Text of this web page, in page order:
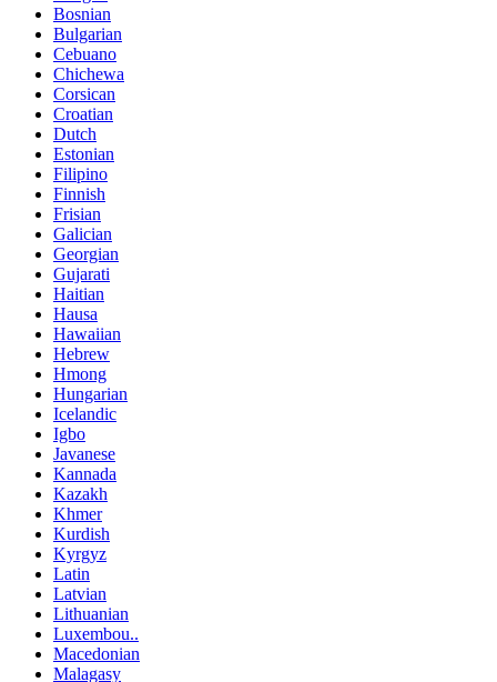
Bosnian
Bulgarian
Cebuano
Chichewa
Corsican
Croatian
Dutch
Estonian
Filipino
Finnish
Frisian
Galician
Georgian
Gujarati
Haitian
Hausa
Hawaiian
Hebrew
Hmong
Hungarian
Icelandic
Igbo
Javanese
Kannada
Kazakh
Khmer
Kurdish
Kyrgyz
Latin
Latvian
Lithuanian
Luxembou..
Macedonian
Malagasy